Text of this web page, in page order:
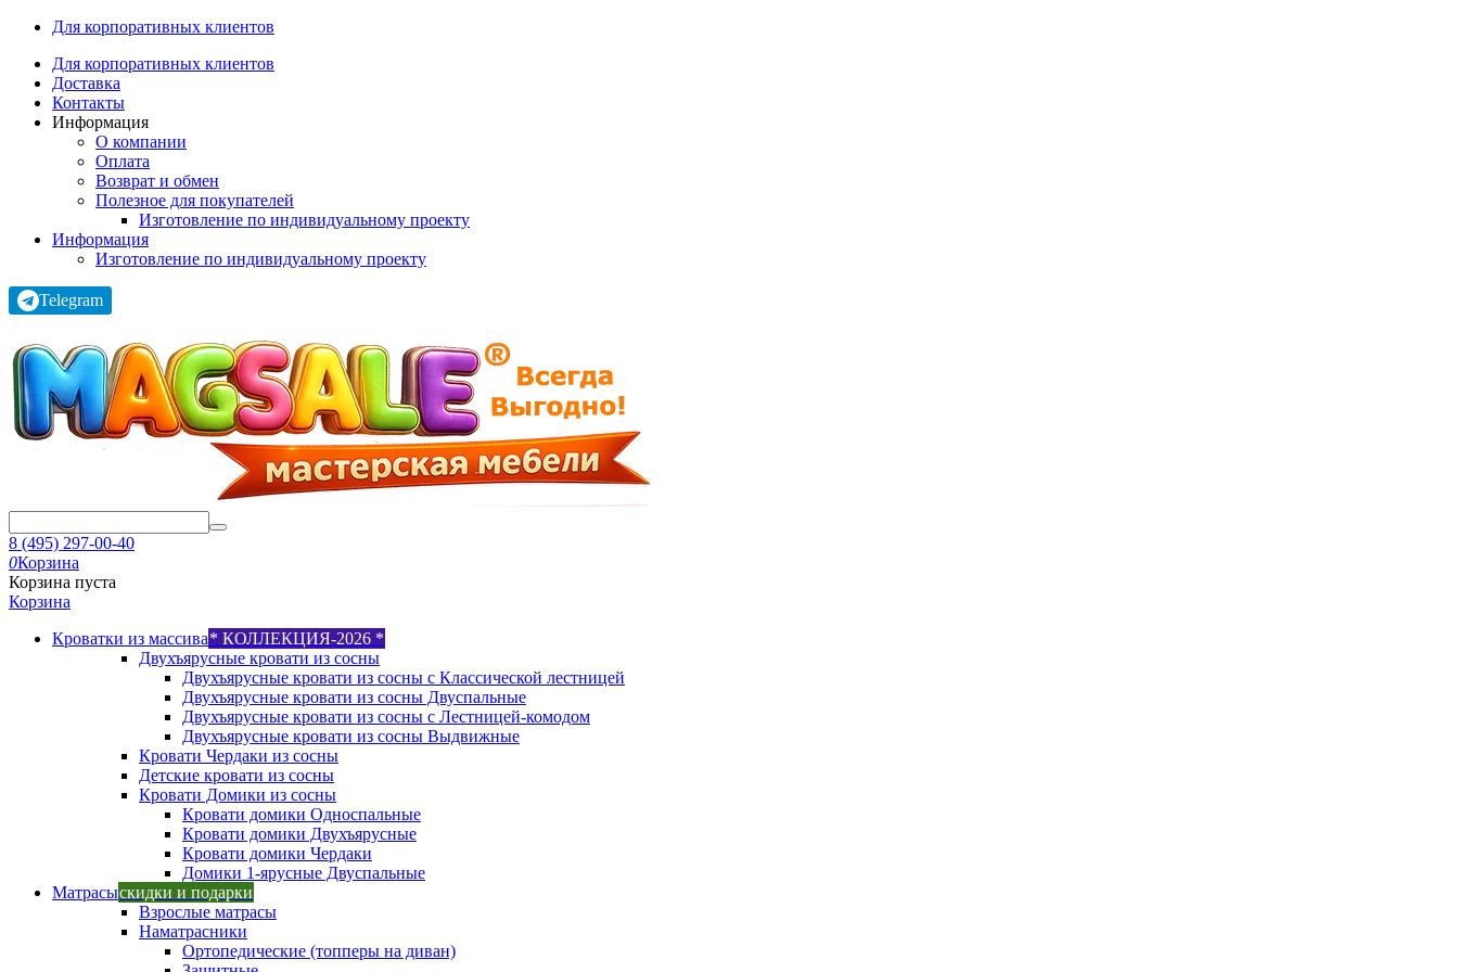
Для корпоративных клиентов
Для корпоративных клиентов
Доставка
Контакты
Информация
О компании
Оплата
Возврат и обмен
Полезное для покупателей
Изготовление по индивидуальному проекту
Информация
Изготовление по индивидуальному проекту
Telegram
8 (495) 297-00-40
0Корзина
Корзина пуста
Корзина
Кроватки из массива* КОЛЛЕКЦИЯ-2026 *
Двухъярусные кровати из сосны
Двухъярусные кровати из сосны с Классической лестницей
Двухъярусные кровати из сосны Двуспальные
Двухъярусные кровати из сосны с Лестницей-комодом
Двухъярусные кровати из сосны Выдвижные
Кровати Чердаки из сосны
Детские кровати из сосны
Кровати Домики из сосны
Кровати домики Односпальные
Кровати домики Двухъярусные
Кровати домики Чердаки
Домики 1-ярусные Двуспальные
Матрасыскидки и подарки
Взрослые матрасы
Наматрасники
Ортопедические (топперы на диван)